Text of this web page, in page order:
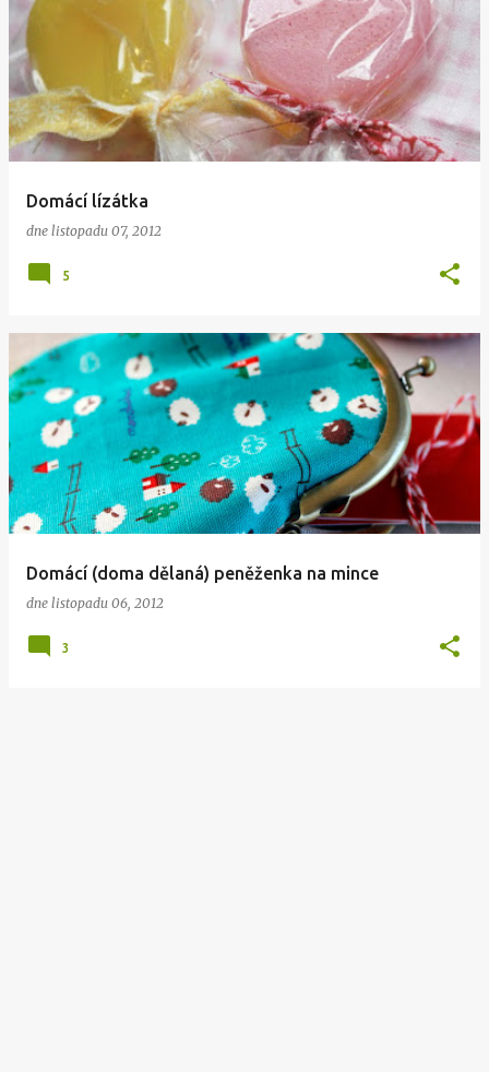
Domácí lízátka
dne listopadu 07, 2012
5
Domácí (doma dělaná) peněženka na mince
dne listopadu 06, 2012
3